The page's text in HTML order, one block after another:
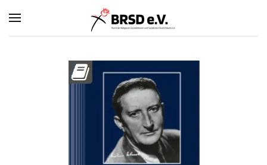
Zum Hauptinhalt springen